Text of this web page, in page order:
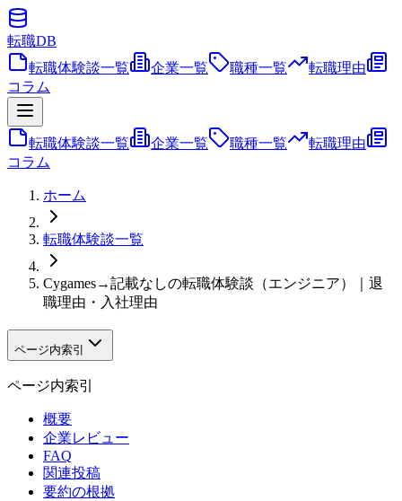
転職DB
転職体験談一覧
企業一覧 職種一覧
転職理由
コラム
転職体験談一覧 企業一覧 職種一覧
転職理由
コラム
ホーム
転職体験談一覧
Cygames→記載なしの転職体験談（エンジニア）｜退
職理由・入社理由
ページ内索引
ページ内索引
概要
企業レビュー
FAQ
関連投稿
要約の根拠